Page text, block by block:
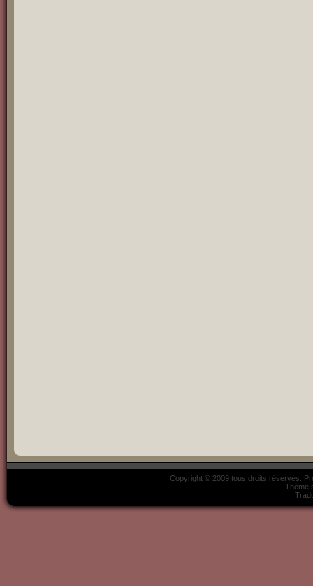
Copyright © 2009 tous droits réservés.
Thème